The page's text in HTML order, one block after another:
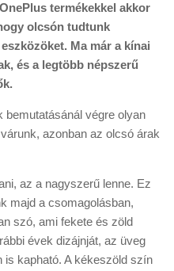
termékekkel akkor
olcsón tudtunk
Ma már a kínai
és a legtöbb népszerű
bemutatásánál végre olyan
azonban az olcsó árak
az a nagyszerű lenne. Ez
majd a csomagolásban,
szó, ami fekete és zöld
évek dizájnját, az üveg
is kapható. A kékeszöld szín